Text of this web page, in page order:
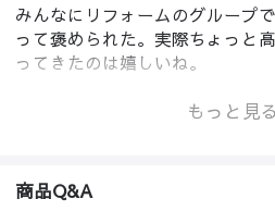
みんなにリフォームのグループ
って褒められた。実際ちょっと
ってきたのは嬉しいね。
もっと見る
商品Q&A